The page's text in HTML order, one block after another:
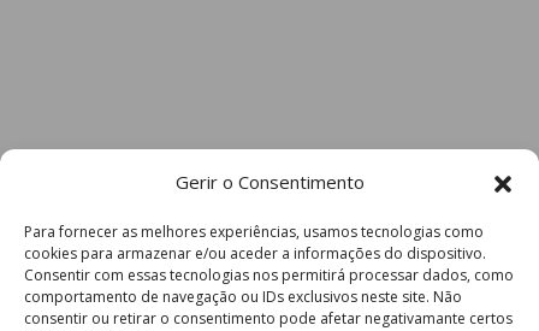
Gerir o Consentimento
Para fornecer as melhores experiências, usamos tecnologias como
cookies para armazenar e/ou aceder a informações do dispositivo.
Consentir com essas tecnologias nos permitirá processar dados, como
comportamento de navegação ou IDs exclusivos neste site. Não
consentir ou retirar o consentimento pode afetar negativamante certos